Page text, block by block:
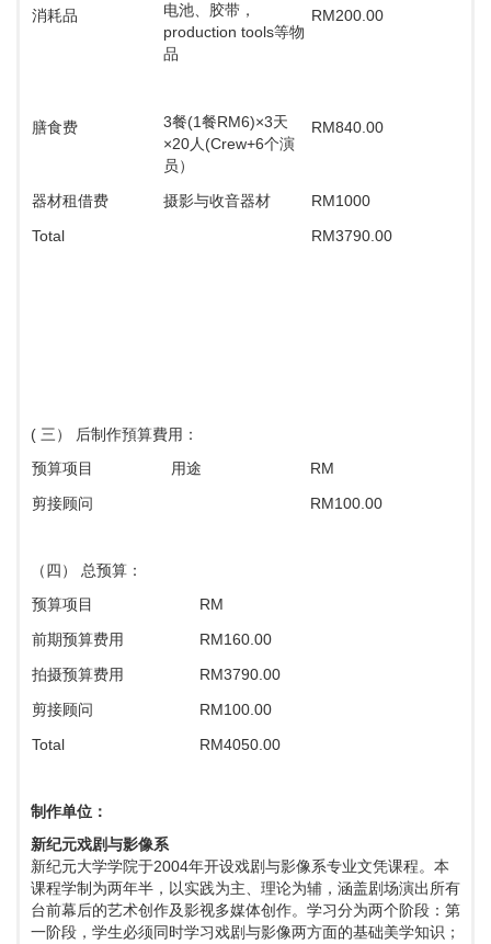
消耗品
电池、胶带，
production tools等物
品
RM200.00
膳食费
3餐(1餐RM6)×3天
×20人(Crew+6个演
员）
RM840.00
器材租借费 摄影与收音器材
RM1000
Total
RM3790.00
( 三） 后制作預算費用：
预算项目
用途
RM
剪接顾问
RM100.00
（四） 总预算：
预算项目
RM
前期预算费用
RM160.00
拍摄预算费用
RM3790.00
剪接顾问
RM100.00
Total
RM4050.00
制作单位：
新纪元戏剧与影像系
新纪元大学学院于2004年开设戏剧与影像系专业文凭课程。本
课程学制为两年半，以实践为主、理论为辅，涵盖剧场演出所有
台前幕后的艺术创作及影视多媒体创作。学习分为两个阶段：第
一阶段，学生必须同时学习戏剧与影像两方面的基础美学知识；